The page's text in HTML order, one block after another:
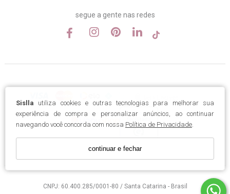
Sislla utiliza cookies e outras tecnologias para melhorar sua
experiência de compra e personalizar anúncios, ao continuar
navegando você concorda com nossa Política de Privacidade
continuar e fechar
segue a gente nas redes
CNPJ: 60.400.285/0001-80 / Santa Catarina - Brasil